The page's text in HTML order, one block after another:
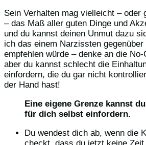
Sein Verhalten mag vielleicht – oder
– das Maß aller guten Dinge und
und du kannst deinen Unmut dazu
ich das einem Narzissten
empfehlen würde – denke an die
aber du kannst schlecht die
einfordern, die du gar nicht
der Hand hast!
Eine eigene Grenze kannst
für dich selbst einfordern.
Du wendest dich ab, wenn die